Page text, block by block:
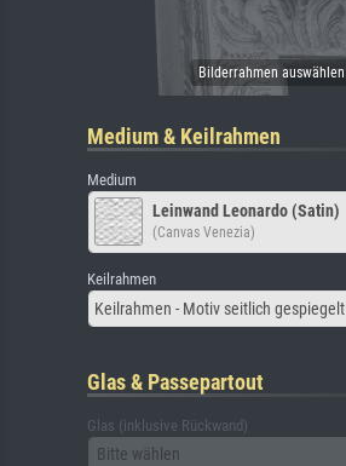
Medium & Keilrahmen
Medium
Leinwand Leonardo (Satin)
(Canvas Venezia)
Keilrahmen
Keilrahmen - Motiv seitlich gespiegelt
Glas & Passepartout
Glas (inklusive Rückwand)
Bitte wählen